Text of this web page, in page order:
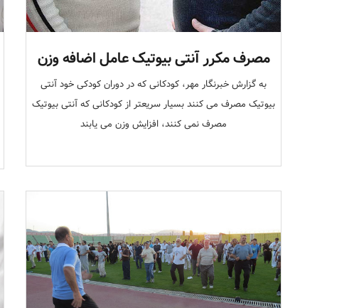
مصرف مکرر آنتی بیوتیک عامل اضافه وزن
به گزارش خبرنگار مهر، کودکانی که در دوران کودکی خود آنتی
بیوتیک مصرف می کنند بسیار سریعتر از کودکانی که آنتی بیوتیک
مصرف نمی کنند، افزایش وزن می یابند